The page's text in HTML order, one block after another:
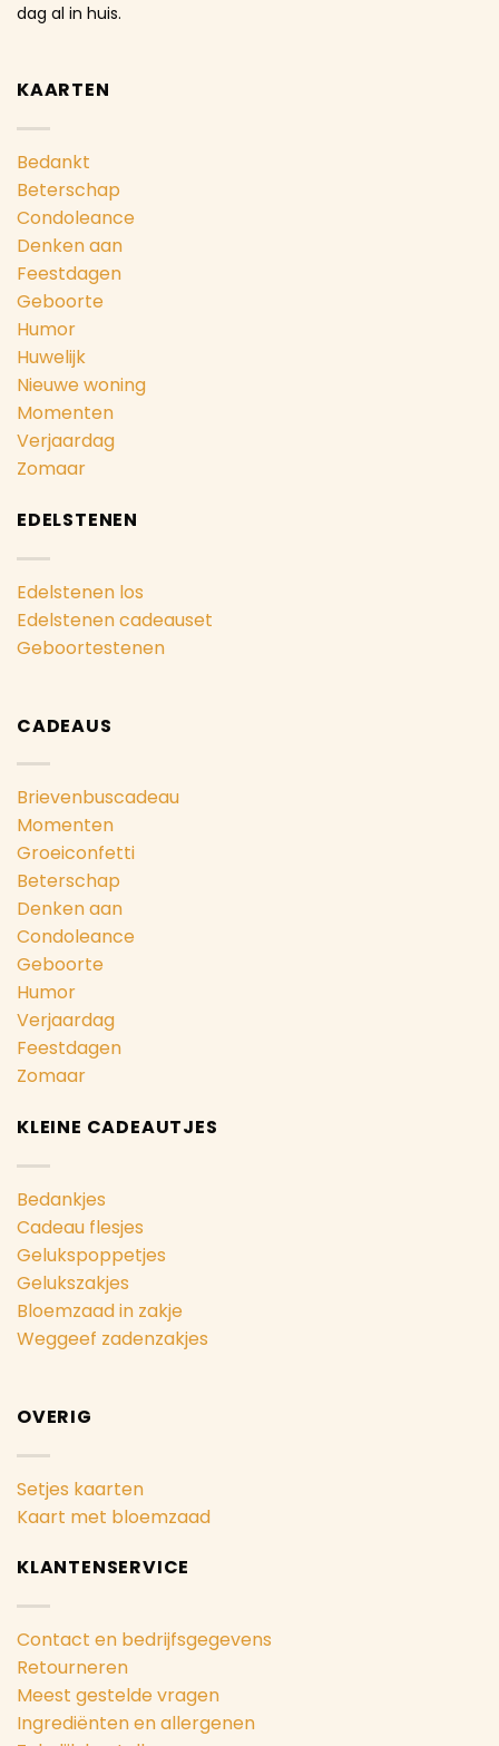
dag al in huis.
KAARTEN
Bedankt
Beterschap
Condoleance
Denken aan
Feestdagen
Geboorte
Humor
Huwelijk
Nieuwe woning
Momenten
Verjaardag
Zomaar
EDELSTENEN
Edelstenen los
Edelstenen cadeauset
Geboortestenen
CADEAUS
Brievenbuscadeau
Momenten
Groeiconfetti
Beterschap
Denken aan
Condoleance
Geboorte
Humor
Verjaardag
Feestdagen
Zomaar
KLEINE CADEAUTJES
Bedankjes
Cadeau flesjes
Gelukspoppetjes
Gelukszakjes
Bloemzaad in zakje
Weggeef zadenzakjes
OVERIG
Setjes kaarten
Kaart met bloemzaad
KLANTENSERVICE
Contact en bedrijfsgegevens
Retourneren
Meest gestelde vragen
Ingrediënten en allergenen